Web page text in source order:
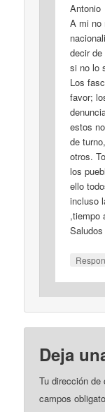
Antonio
A mi no
decir
si no lo
Los
favor;
estos
de
otros.
los
ello
incluso
,tiempo
Saludos
Deja
Tu dirección de
campos